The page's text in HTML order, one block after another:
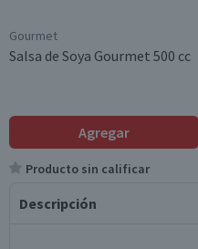
Gourmet
Salsa de Soya Gourmet 500 cc
Agregar
Producto sin calificar
Descripción